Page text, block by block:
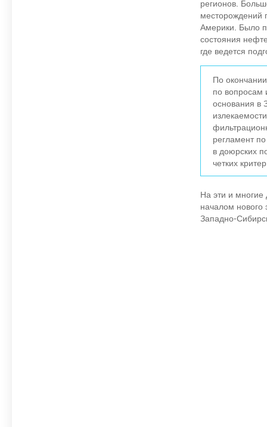
регионов.
месторождений
Америки. Было
состояния
где ведется
По
по вопросам
основания в
регламент
в доюрских
четких
На эти и
началом нового
Западно-